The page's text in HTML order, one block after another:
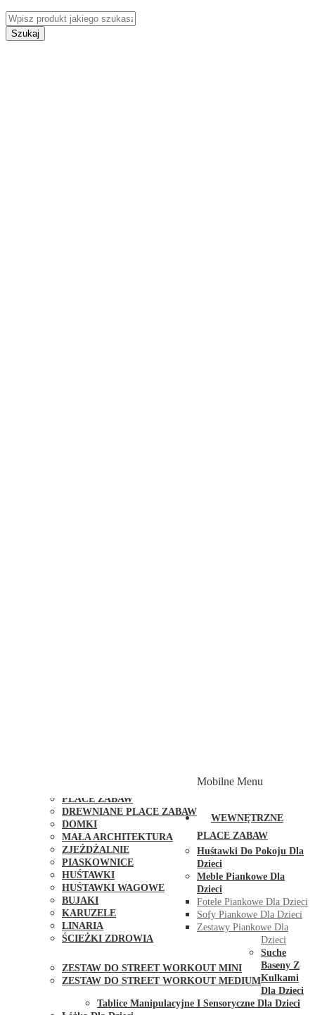
Szukaj
PLACE ZABAW
DREWNIANE PLACE ZABAW
DOMKI
MAŁA ARCHITEKTURA
ZJEŻDŻALNIE
PIASKOWNICE
HUŚTAWKI
HUŚTAWKI WAGOWE
BUJAKI
KARUZELE
LINARIA
ŚCIEŻKI ZDROWIA
ZESTAW DO STREET WORKOUT MINI
ZESTAW DO STREET WORKOUT MEDIUM
Mobilne Menu
WEWNĘTRZNE
PLACE ZABAW
Huśtawki Do Pokoju Dla
Dzieci
Meble Piankowe Dla
Dzieci
Fotele Piankowe Dla Dzieci
Sofy Piankowe Dla Dzieci
Zestawy Piankowe Dla
Dzieci
Suche
Baseny Z
Kulkami
Dla Dzieci
Tablice Manipulacyjne I Sensoryczne Dla Dzieci